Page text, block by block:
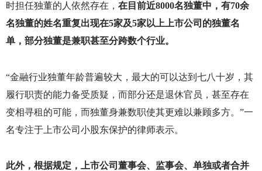
时担任独董的人依然存在， 在目前近8000名独董中，有70余
名独董的姓名重复出现在5家及5家以上上市公司的独董名
单，部分独董是兼职甚至分跨数个行业。
“金融行业独董年龄普遍较大，最大的可以达到七八十岁，其
履行职责的能力备受质疑，而部分还是退休官员，甚至存在
变相寻租的可能，而独董身兼数职使其更难以兼顾多方。”一
名专注于上市公司小股东保护的律师表示。
此外，根据规定，上市公司董事会、监事会、单独或者合并